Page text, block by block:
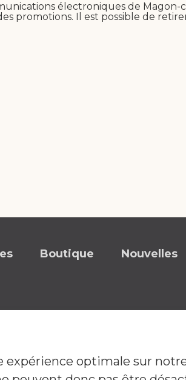
électroniques de
promotions. Il est possible de
Boutique Nouvelles
à l'infolettre
expérience optimale sur